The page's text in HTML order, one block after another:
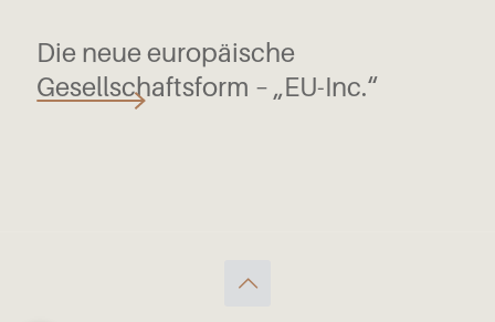
Die neue europäische
Gesellschaftsform – „EU-Inc.“